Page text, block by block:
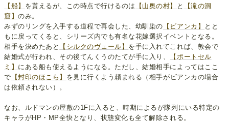
【船】 を貰えるが、この時点で行けるのは 【山奥の村】 と
【滝の洞
窟】のみ。
みずのリングを入手する道程で再会した、幼馴染の 【ビアンカ】
とと
もに戻ってくると、シリーズ内でも有名な花嫁選択イベントとなる。
相手を決めたあと
【シルクのヴェール】 を手に入れてこれば、教会で
結婚式が行われ、その後てんくうのたてが手に入り、
【ポートセル
ミ】 にある船も使えるようになる。ただし、結婚相手によってはここ
で 【封印のほこら】 を見に行くよう頼まれる（相手がビアンカの場合
は依頼されない）。
なお、ルドマンの屋敷の1Fに入ると、時期によるが隊列にいる特定の
キャラがHP・MP全快となり、状態変化も全て解除される。